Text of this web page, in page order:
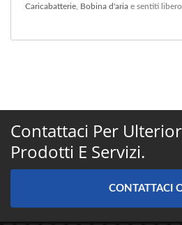
Caricabatterie Bobina d'aria e sentiti
Contattaci Per
Prodotti E Servizi.
CONTATTACI